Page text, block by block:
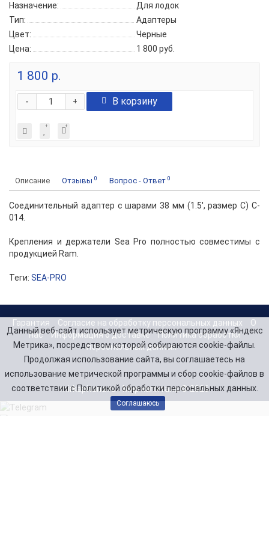
Назначение:
Для лодок
Тип:
Адаптеры
Цвет:
Черные
Цена:
1 800 руб.
1 800 р.
+
- В корзину
Описание Отзывы 0 Вопрос - Ответ 0
Соединительный адаптер с шарами 38 мм (1.5', размер С) C-
014.
Крепления и держатели Sea Pro полностью совместимы с
продукцией Ram.
Теги: SEA-PRO
Гарантия Согласие на обработку персональных данных
О
нас
Информация о доставке
Политика обработки
персональных данных
mirkapitana.ru - Мир капитана © 2026
Данный веб-сайт использует метрическую программу «Яндекс
Метрика», посредством которой собираются cookie-файлы.
Продолжая использование сайта, вы соглашаетесь на
использование метрической программы и сбор cookie-файлов в
соответствии с Политикой обработки персональных данных.
Соглашаюсь